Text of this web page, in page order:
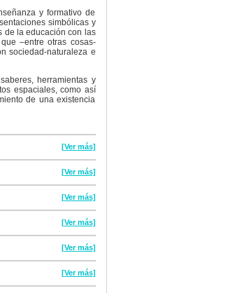
y formativo de
simbólicas y
de la educación con las
–entre otras cosas-
sociedad-naturaleza e
herramientas y
espaciales, como así
de una existencia
[Ver más]
[Ver más]
[Ver más]
[Ver más]
[Ver más]
[Ver más]